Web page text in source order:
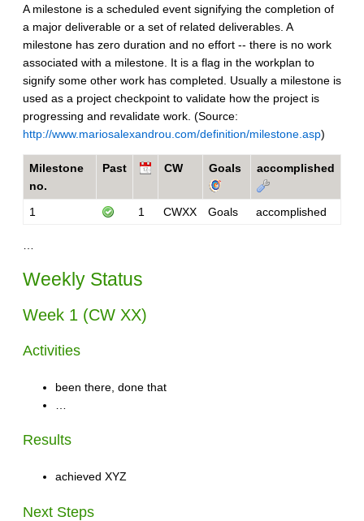
A milestone is a scheduled event signifying the completion of
a major deliverable or a set of related deliverables. A
milestone has zero duration and no effort -- there is no work
associated with a milestone. It is a flag in the workplan to
signify some other work has completed. Usually a milestone is
used as a project checkpoint to validate how the project is
progressing and revalidate work. (Source:
http://www.mariosalexandrou.com/definition/milestone.asp)
Milestone
no.
Past CW Goals accomplished
1 1 CWXX Goals accomplished
Weekly Status
Week 1 (CW XX)
Activities
been there, done that
Results
achieved XYZ
Next Steps